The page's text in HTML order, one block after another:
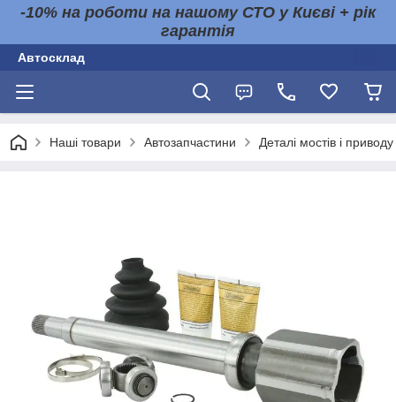
-10% на роботи на нашому СТО у Києві + рік
гарантія
Автосклад
Наші товари Автозапчастини Деталі мостів і приводу